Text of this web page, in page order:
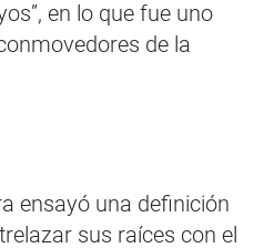
en lo que fue uno
de la
ensayó una definición
sus raíces con el